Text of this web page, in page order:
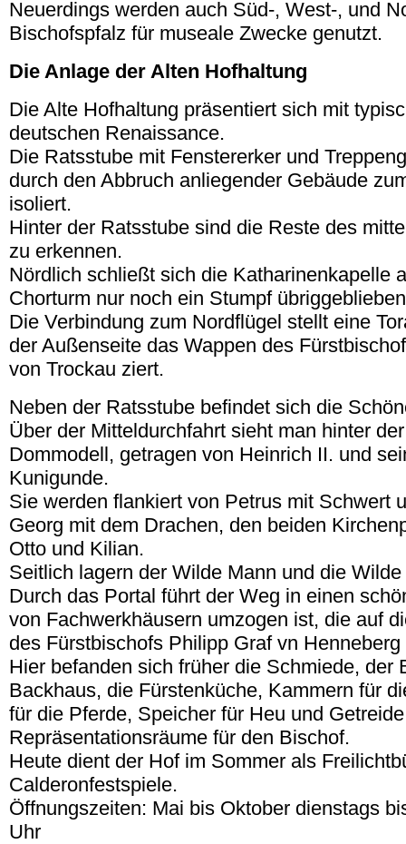
Neuerdings werden auch Süd-, West-, und
Bischofspfalz für museale Zwecke genutzt.
Die Anlage der Alten Hofhaltung
Die Alte Hofhaltung präsentiert sich mit
deutschen Renaissance.
Die Ratsstube mit Fenstererker und
durch den Abbruch anliegender Gebäude
isoliert.
Hinter der Ratsstube sind die Reste des
zu erkennen.
Nördlich schließt sich die Katharinenkapelle
Chorturm nur noch ein Stumpf
Die Verbindung zum Nordflügel stellt eine
der Außenseite das Wappen des
von Trockau ziert.
Neben der Ratsstube befindet sich die
Über der Mitteldurchfahrt sieht man hinter
Dommodell, getragen von Heinrich II. und
Kunigunde.
Sie werden flankiert von Petrus mit Schwert
Georg mit dem Drachen, den beiden
Otto und Kilian.
Seitlich lagern der Wilde Mann und die Wilde
Durch das Portal führt der Weg in einen
von Fachwerkhäusern umzogen ist, die auf
des Fürstbischofs Philipp Graf vn
Hier befanden sich früher die Schmiede, der
Backhaus, die Fürstenküche, Kammern für
für die Pferde, Speicher für Heu und
Repräsentationsräume für den Bischof.
Heute dient der Hof im Sommer als
Calderonfestspiele.
Öffnungszeiten: Mai bis Oktober dienstags
Uhr